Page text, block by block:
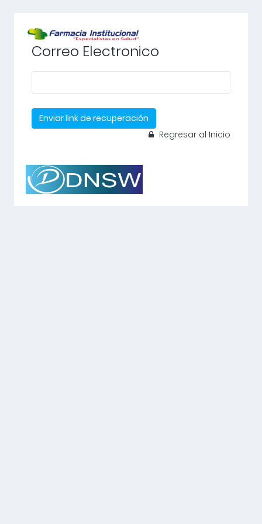
Correo Electronico
Enviar link de recuperación
Regresar al Inicio